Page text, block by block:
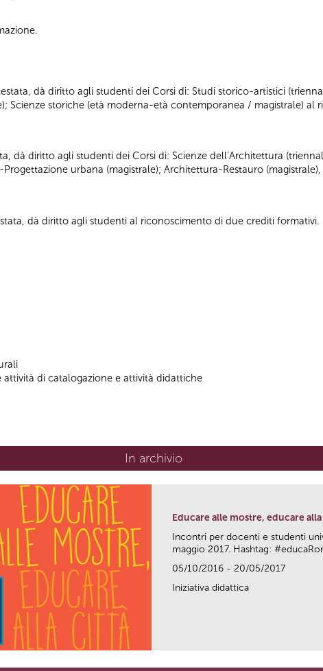
dà diritto agli studenti dei Corsi di: Studi storico-artistici
Scienze storiche (età moderna-età contemporanea / magistrale) al
dà diritto agli studenti dei Corsi di: Scienze dell’Architettura
urbana (magistrale); Architettura-Restauro
dà diritto agli studenti al riconoscimento di due crediti formativi.
di catalogazione e attività didattiche
In archivio
Educare alle mostre, educare
Incontri per docenti e studenti
maggio 2017. Hashtag:
05/10/2016 - 20/05/2017
Iniziativa didattica